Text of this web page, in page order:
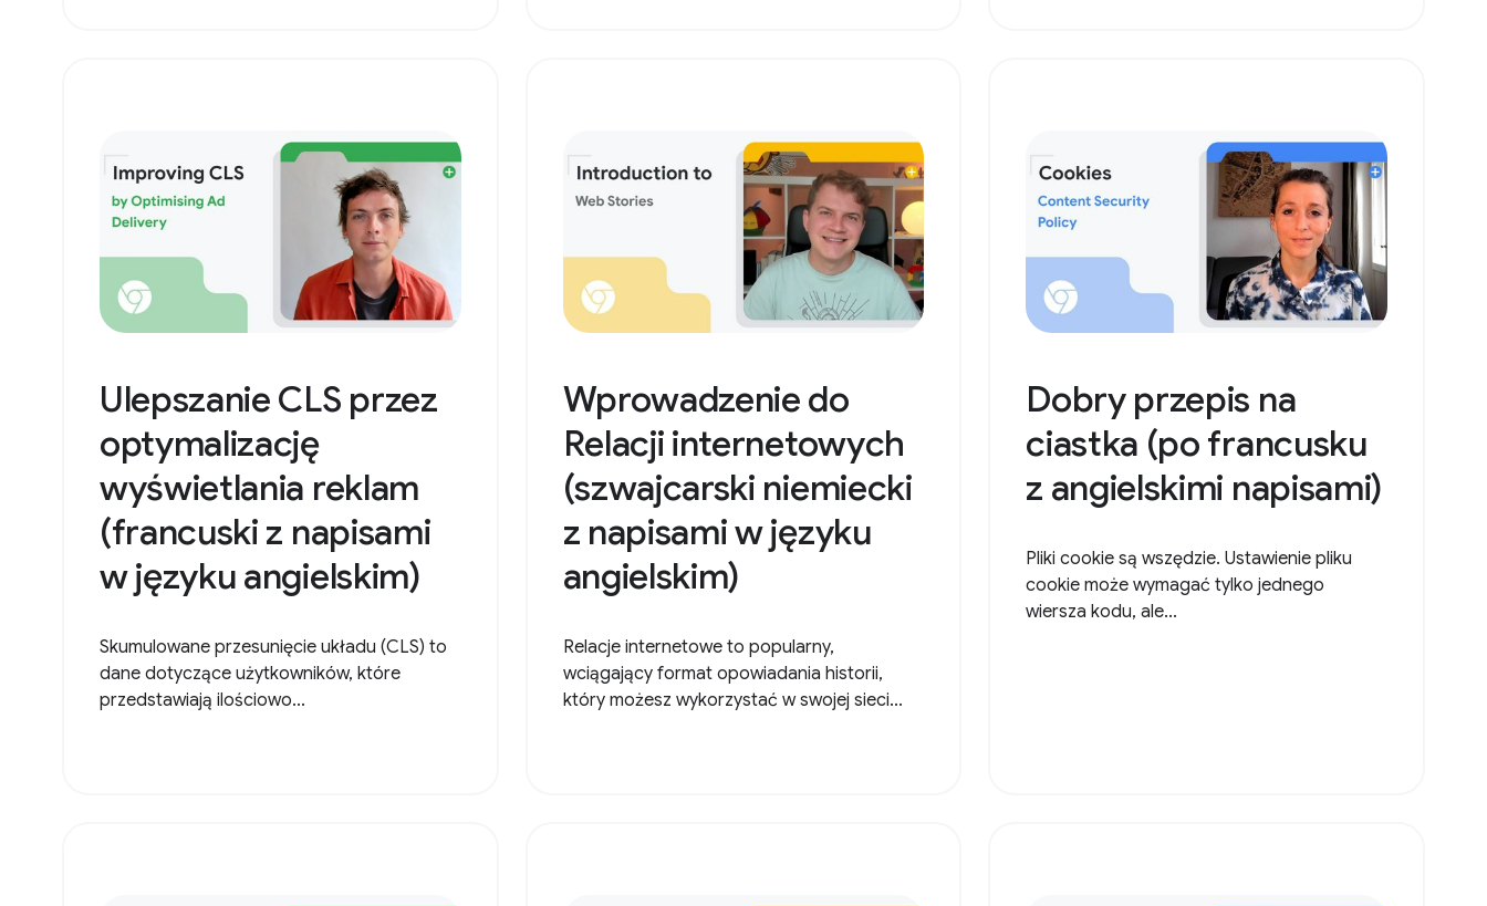
Ulepszanie CLS przez
optymalizację
wyświetlania reklam
(francuski z napisami
w języku angielskim)
Skumulowane przesunięcie układu (CLS) to
dane dotyczące użytkowników, które
przedstawiają ilościowo...
Wprowadzenie do
Relacji internetowych
(szwajcarski niemiecki
z napisami w języku
angielskim)
Relacje internetowe to popularny,
wciągający format opowiadania historii,
który możesz wykorzystać w swojej sieci...
Dobry przepis na
ciastka (po francusku
z angielskimi napisami)
Pliki cookie są wszędzie. Ustawienie pliku
cookie może wymagać tylko jednego
wiersza kodu, ale...